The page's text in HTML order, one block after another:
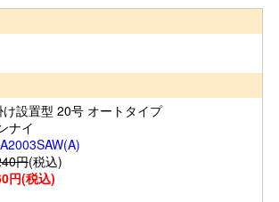
け設置型 20号 オートタイプ
ナイ
円(税込)
円(税込)